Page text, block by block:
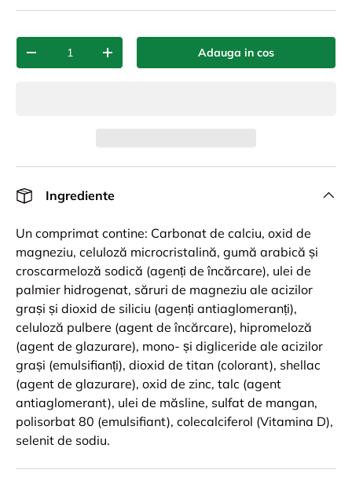
Cant.
-
+ Adauga in cos
Ingrediente
Un comprimat contine: Carbonat de calciu, oxid de
magneziu, celuloză microcristalină, gumă arabică și
croscarmeloză sodică (agenți de încărcare), ulei de
palmier hidrogenat, săruri de magneziu ale acizilor
grași și dioxid de siliciu (agenți antiaglomeranți),
celuloză pulbere (agent de încărcare), hipromeloză
(agent de glazurare), mono- și digliceride ale acizilor
grași (emulsifianți), dioxid de titan (colorant), shellac
(agent de glazurare), oxid de zinc, talc (agent
antiaglomerant), ulei de măsline, sulfat de mangan,
polisorbat 80 (emulsifiant), colecalciferol (Vitamina D),
selenit de sodiu.